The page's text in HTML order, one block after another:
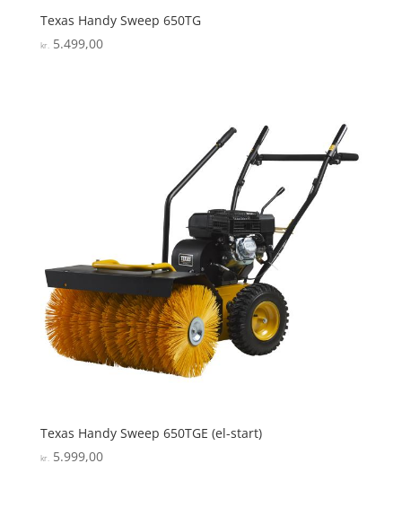
Texas Handy Sweep 650TG
kr.5.499,00
Texas Handy Sweep 650TGE (el-start)
kr. 5.999,00